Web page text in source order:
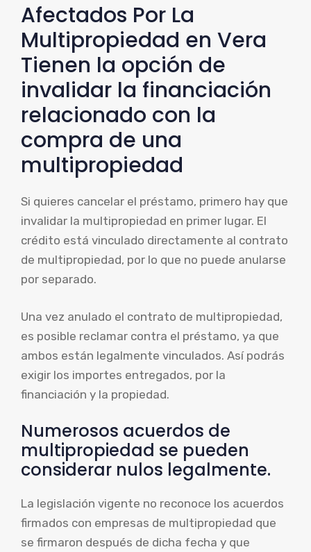
Afectados Por La
Multipropiedad en Vera
Tienen la opción de
invalidar la financiación
relacionado con la
compra de una
multipropiedad
Si quieres cancelar el préstamo, primero hay que
invalidar la multipropiedad en primer lugar. El
crédito está vinculado directamente al contrato
de multipropiedad, por lo que no puede anularse
por separado.
Una vez anulado el contrato de multipropiedad,
es posible reclamar contra el préstamo, ya que
ambos están legalmente vinculados. Así podrás
exigir los importes entregados, por la
financiación y la propiedad.
Numerosos acuerdos de
multipropiedad se pueden
considerar nulos legalmente.
La legislación vigente no reconoce los acuerdos
firmados con empresas de multipropiedad que
se firmaron después de dicha fecha y que